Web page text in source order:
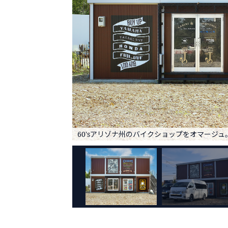
60'sアリゾナ州のバイクショップをオマージュ